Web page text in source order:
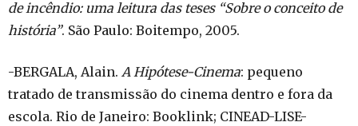
de incêndio: uma leitura das teses “Sobre o conceito de
história”. São Paulo: Boitempo, 2005.
-BERGALA, Alain. A Hipótese-Cinema: pequeno
tratado de transmissão do cinema dentro e fora da
escola. Rio de Janeiro: Booklink; CINEAD-LISE-